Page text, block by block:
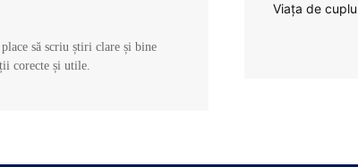
să scriu știri clare și bine
corecte și utile.
Viața de cuplu